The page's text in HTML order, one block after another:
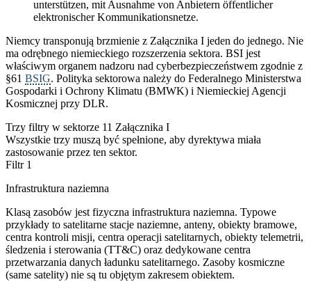
unterstützen, mit Ausnahme von Anbietern öffentlicher
elektronischer Kommunikationsnetze.
Niemcy transponują brzmienie z Załącznika I jeden do jednego. Nie
ma odrębnego niemieckiego rozszerzenia sektora. BSI jest
właściwym organem nadzoru nad cyberbezpieczeństwem zgodnie z
§61 BSIG. Polityka sektorowa należy do Federalnego Ministerstwa
Gospodarki i Ochrony Klimatu (BMWK) i Niemieckiej Agencji
Kosmicznej przy DLR.
Trzy filtry w sektorze 11 Załącznika I
Wszystkie trzy muszą być spełnione, aby dyrektywa miała
zastosowanie przez ten sektor.
Filtr 1
Infrastruktura naziemna
Klasą zasobów jest fizyczna infrastruktura naziemna. Typowe
przykłady to satelitarne stacje naziemne, anteny, obiekty bramowe,
centra kontroli misji, centra operacji satelitarnych, obiekty telemetrii,
śledzenia i sterowania (TT&C) oraz dedykowane centra
przetwarzania danych ładunku satelitarnego. Zasoby kosmiczne
(same satelity) nie są tu objętym zakresem obiektem.